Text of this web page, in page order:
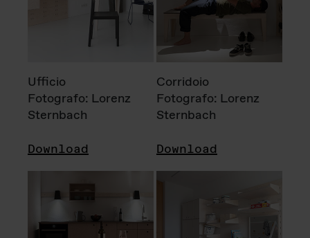
Ufficio
Fotografo: Lorenz
Sternbach
Download
Corridoio
Fotografo: Lorenz
Sternbach
Download